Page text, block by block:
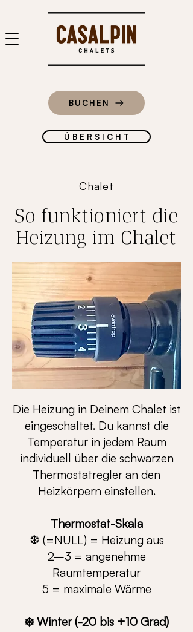
BUCHEN
Ü B E R S I C H T
Chalet
So funktioniert die
Heizung im Chalet
Die Heizung in Deinem Chalet ist
eingeschaltet. Du kannst die
Temperatur in jedem Raum
individuell über die schwarzen
Thermostatregler an den
Heizkörpern einstellen.
Thermostat-Skala
❆ (=NULL) = Heizung aus
2–3 = angenehme
Raumtemperatur
5 = maximale Wärme
❄️ Winter (-20 bis +10 Grad)